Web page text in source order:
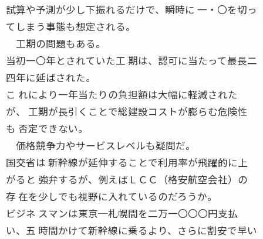
試算や予測が少し下振れるだけで、瞬時に 一・〇を切っ
てしまう事態も想定される。
工期の問題もある。
当初一〇年とされていた工 期は、認可に当たって最長二
四年に延ばされた。
こ れにより一年当たりの負担額は大幅に軽減された
が、 工期が長引くことで総建設コストが膨らむ危険性
も 否定できない。
価格競争力やサービスレベルも疑問だ。
国交省は 新幹線が延伸することで利用率が飛躍的に上
がると 強弁するが、例えばＬＣＣ（格安航空会社）の
存 在を少しでも視野に入れているのだろうか。
ビジネ スマンは東京─札幌間を二万一〇〇〇円支払
い、五 時間かけて新幹線に乗るより、さらに割安で早い